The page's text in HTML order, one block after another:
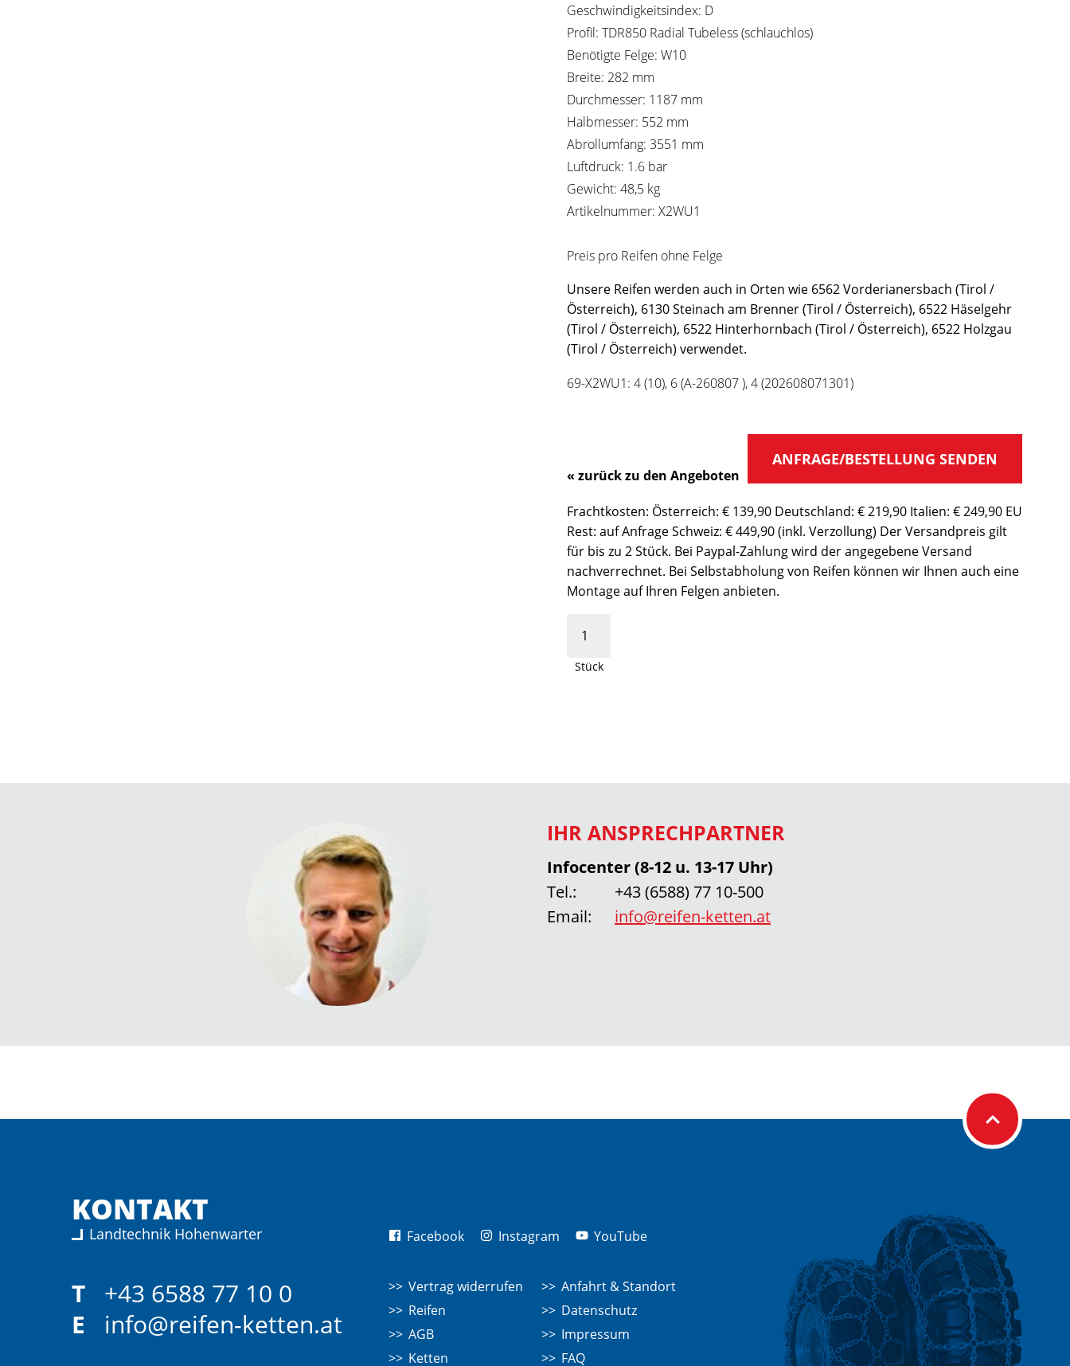
Geschwindigkeitsindex: D
Profil: TDR850 Radial Tubeless (schlauchlos)
Benötigte Felge: W10
Breite: 282 mm
Durchmesser: 1187 mm
Halbmesser: 552 mm
Abrollumfang: 3551 mm
Luftdruck: 1.6 bar
Gewicht: 48,5 kg
Artikelnummer: X2WU1
Preis pro Reifen ohne Felge
Unsere Reifen werden auch in Orten wie 6562 Vorderianersbach (Tirol /
Österreich), 6130 Steinach am Brenner (Tirol / Österreich), 6522 Häselgehr
(Tirol / Österreich), 6522 Hinterhornbach (Tirol / Österreich), 6522 Holzgau
(Tirol / Österreich) verwendet.
69-X2WU1: 4 (10), 6 (A-260807 ), 4 (202608071301)
« zurück zu den Angeboten
ANFRAGE/BESTELLUNG SENDEN
Frachtkosten: Österreich: € 139,90 Deutschland: € 219,90 Italien: € 249,90 EU
Rest: auf Anfrage Schweiz: € 449,90 (inkl. Verzollung) Der Versandpreis gilt
für bis zu 2 Stück. Bei Paypal-Zahlung wird der angegebene Versand
nachverrechnet. Bei Selbstabholung von Reifen können wir Ihnen auch eine
Montage auf Ihren Felgen anbieten.
Stück
IHR ANSPRECHPARTNER
Infocenter (8-12 u. 13-17 Uhr)
Tel.:
+43 (6588) 77 10-500
Email:
info@reifen-ketten.at
KONTAKT
Landtechnik Hohenwarter
T
+43 6588 77 10 0
E
info@reifen-ketten.at
Facebook Instagram YouTube
Vertrag widerrufen
Reifen
AGB
Ketten
Anfahrt & Standort
Datenschutz
Impressum
FAQ